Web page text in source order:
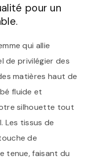
pour un
qui allie
de privilégier des
matières haut de
fluide et
silhouette tout
Les tissus de
de
tenue, faisant du